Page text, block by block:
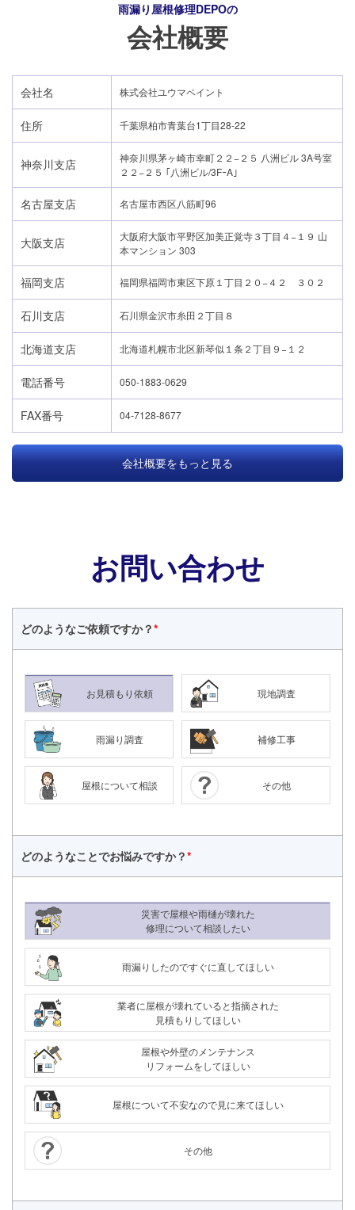
24時間365日対応
雨漏り屋根修理DEPOの
会社概要
会社名 株式会社ユウマペイント
住所 千葉県柏市青葉台1丁目28-22
神奈川支店
神奈川県茅ヶ崎市幸町２２−２５ 八洲ビル 3A号室
２２−２５ ｢八洲ビル/3FｰA｣
名古屋支店 名古屋市西区八筋町96
大阪支店
大阪府大阪市平野区加美正覚寺３丁目４−１９ 山
本マンション 303
福岡支店 福岡県福岡市東区下原１丁目２０−４２ ３０２
石川支店 石川県金沢市糸田２丁目８
北海道支店 北海道札幌市北区新琴似１条２丁目９−１２
電話番号 050-1883-0629
FAX番号 04-7128-8677
会社概要をもっと見る
お問い合わせ
どのようなご依頼ですか？*
お見積もり依頼 現地調査
雨漏り調査 補修工事
屋根について相談 その他
どのようなことでお悩みですか？*
災害で屋根や雨樋が壊れた
修理について相談したい
雨漏りしたのですぐに直してほしい
業者に屋根が壊れていると指摘された
見積もりしてほしい
屋根や外壁のメンテナンス
リフォームをしてほしい
屋根について不安なので見に来てほしい
その他